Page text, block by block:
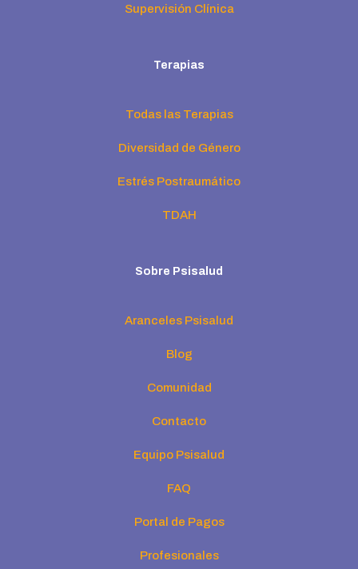
Supervisión Clínica
Terapias
Todas las Terapias
Diversidad de Género
Estrés Postraumático
TDAH
Sobre Psisalud
Aranceles Psisalud
Blog
Comunidad
Contacto
Equipo Psisalud
FAQ
Portal de Pagos
Profesionales